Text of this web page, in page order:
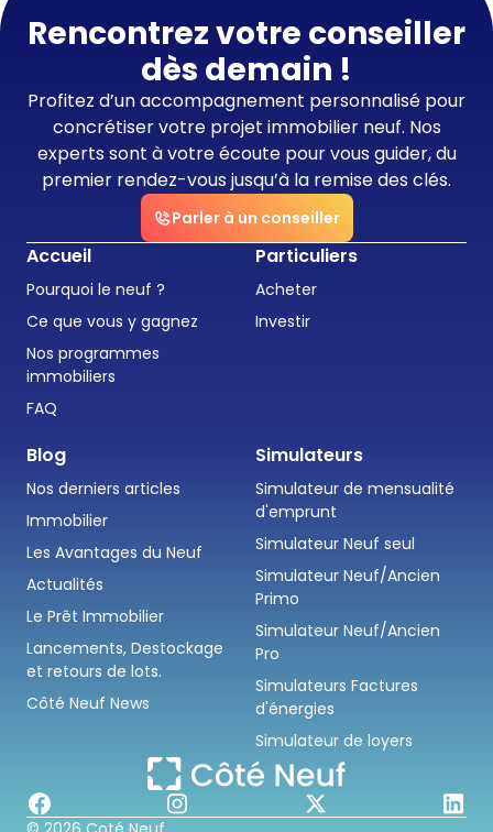
Rencontrez votre conseiller
dès demain !
Profitez d’un accompagnement personnalisé pour
concrétiser votre projet immobilier neuf. Nos
experts sont à votre écoute pour vous guider, du
premier rendez-vous jusqu’à la remise des clés.
Parler à un conseiller
Accueil
Pourquoi le neuf ?
Ce que vous y gagnez
Nos programmes
immobiliers
FAQ
Particuliers
Acheter
Investir
Blog
Nos derniers articles
Immobilier
Les Avantages du Neuf
Actualités
Le Prêt Immobilier
Lancements, Destockage
et retours de lots.
Côté Neuf News
Simulateurs
Simulateur de mensualité
d'emprunt
Simulateur Neuf seul
Simulateur Neuf/Ancien
Primo
Simulateur Neuf/Ancien
Pro
Simulateurs Factures
d'énergies
Simulateur de loyers